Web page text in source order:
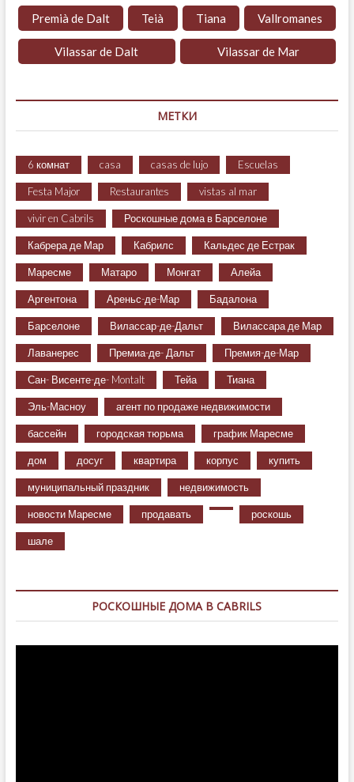
Premià de Dalt Teià Tiana Vallromanes
Vilassar de Dalt Vilassar de Mar
МЕТКИ
6 комнат casa casas de lujo Escuelas
Festa Major Restaurantes vistas al mar
vivir en Cabrils Роскошные дома в Барселоне
Кабрера де Мар Кабрилс Кальдес де Естрак
Маресме Матаро Монгат Алейа
Аргентона Ареньс-де-Мар Бадалона
Барселоне Вилассар-де-Дальт Вилассара де Мар
Лаванерес Премиа-де- Дальт Премия-де-Мар
Сан- Висенте-де- Montalt Тейа Тиана
Эль-Масноу агент по продаже недвижимости
бассейн городская тюрьма график Маресме
дом досуг квартира корпус купить
муниципальный праздник недвижимость
новости Маресме продавать роскошь
шале
РОСКОШНЫЕ ДОМА В CABRILS